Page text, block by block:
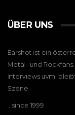
ÜBER UNS
Earshot ist ein
Metal- und
Interviews uvm.
Szene.
…since 1999